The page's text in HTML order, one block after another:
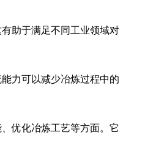
助于满足不同工业领域对
力可以减少冶炼过程中的
优化冶炼工艺等方面。它